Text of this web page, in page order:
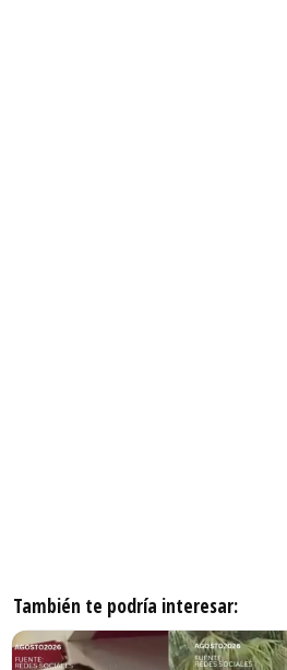
También te podría interesar: